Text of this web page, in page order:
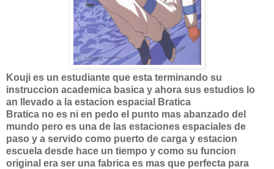
Kouji es un estudiante que esta terminando su
instruccion academica basica y ahora sus estudios lo
an llevado a la estacion espacial Bratica
Bratica no es ni en pedo el punto mas abanzado del
mundo pero es una de las estaciones espaciales de
paso y a servido como puerto de carga y estacion
escuela desde hace un tiempo y como su funcion
original era ser una fabrica es mas que perfecta para